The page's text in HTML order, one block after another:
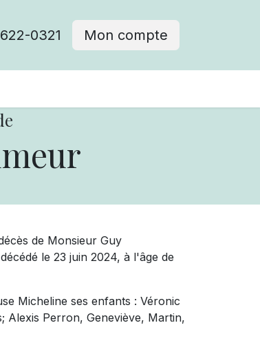
0321 Mon compte
de Monsieur Guy
le 23 juin 2024, à l'âge de
Micheline ses enfants : Véronic
Alexis Perron, Geneviève, Martin,